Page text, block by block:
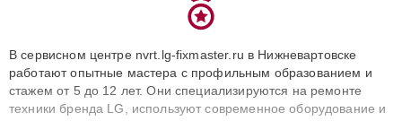
В сервисном центре nvrt.lg-fixmaster.ru в Нижневартовске
работают опытные мастера с профильным образованием и
стажем от 5 до 12 лет. Они специализируются на ремонте
техники бренда LG, используют современное оборудование и